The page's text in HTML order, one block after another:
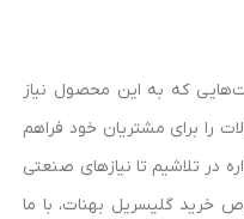
که به این محصول نیاز
را برای مشتریان خود فراهم
در تلاشیم تا نیازهای صنعتی
خرید گلیسریل بهنات، با ما